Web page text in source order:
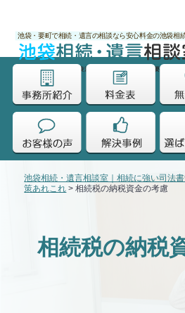
池袋・要町で相続・遺言の相談なら安心料金の池袋相
運営：司法書士法人 池袋法務事務所 池袋駅徒歩7分/要町駅徒歩
池袋相続・遺言相談室｜相続に強い司法
策あれこれ >相続税の納税資金の考慮
相続税の納税